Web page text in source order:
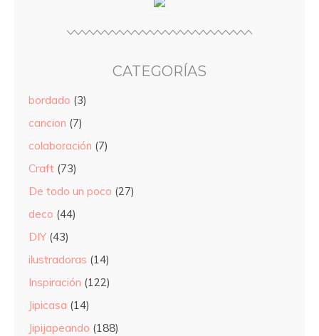
CATEGORÍAS
bordado (3)
cancion (7)
colaboración (7)
Craft (73)
De todo un poco (27)
deco (44)
DIY (43)
ilustradoras (14)
Inspiración (122)
Jipicasa (14)
Jipijapeando (188)